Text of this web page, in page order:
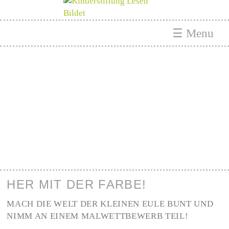
☰ Menu
HER MIT DER FARBE!
MACH DIE WELT DER KLEINEN EULE BUNT UND
NIMM AN EINEM MALWETTBEWERB TEIL!